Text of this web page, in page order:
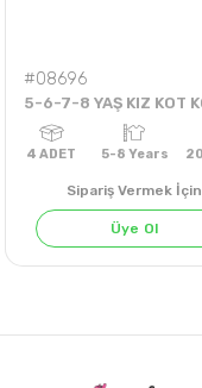
#08696
Sipariş Vermek İçin
Üye Ol